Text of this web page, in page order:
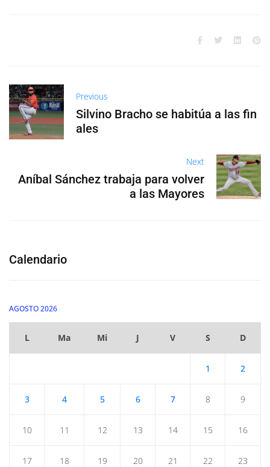
Previous
Silvino Bracho se habitúa a las fin
ales
Next
Aníbal Sánchez trabaja para volver
a las Mayores
Calendario
AGOSTO 2026
L Ma Mi J V S D
1 2
3 4 5 6 7 8 9
10 11 12 13 14 15 16
17 18 19 20 21 22 23